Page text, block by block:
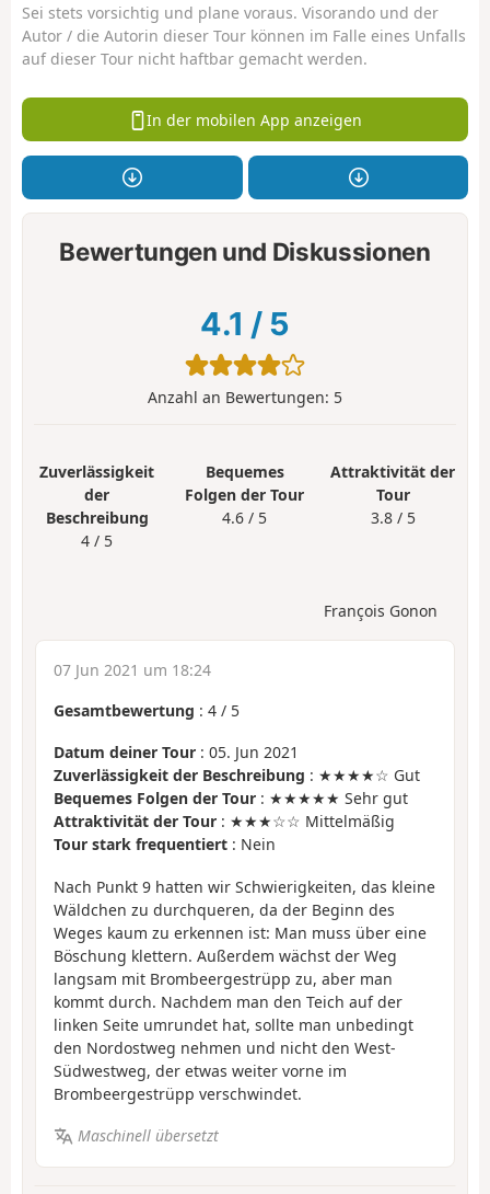
Sei stets vorsichtig und plane voraus. Visorando und der
Autor / die Autorin dieser Tour können im Falle eines Unfalls
auf dieser Tour nicht haftbar gemacht werden.
In der mobilen App anzeigen
Bewertungen und Diskussionen
4.1 / 5
Anzahl an Bewertungen: 5
Zuverlässigkeit
der
Beschreibung
4 / 5
Bequemes
Folgen der Tour
4.6 / 5
Attraktivität der
Tour
3.8 / 5
François Gonon
07 Jun 2021 um 18:24
Gesamtbewertung : 4 / 5
Datum deiner Tour : 05. Jun 2021
Zuverlässigkeit der Beschreibung : ★★★★☆ Gut
Bequemes Folgen der Tour : ★★★★★ Sehr gut
Attraktivität der Tour : ★★★☆☆ Mittelmäßig
Tour stark frequentiert : Nein
Nach Punkt 9 hatten wir Schwierigkeiten, das kleine
Wäldchen zu durchqueren, da der Beginn des
Weges kaum zu erkennen ist: Man muss über eine
Böschung klettern. Außerdem wächst der Weg
langsam mit Brombeergestrüpp zu, aber man
kommt durch. Nachdem man den Teich auf der
linken Seite umrundet hat, sollte man unbedingt
den Nordostweg nehmen und nicht den West-
Südwestweg, der etwas weiter vorne im
Brombeergestrüpp verschwindet.
Maschinell übersetzt